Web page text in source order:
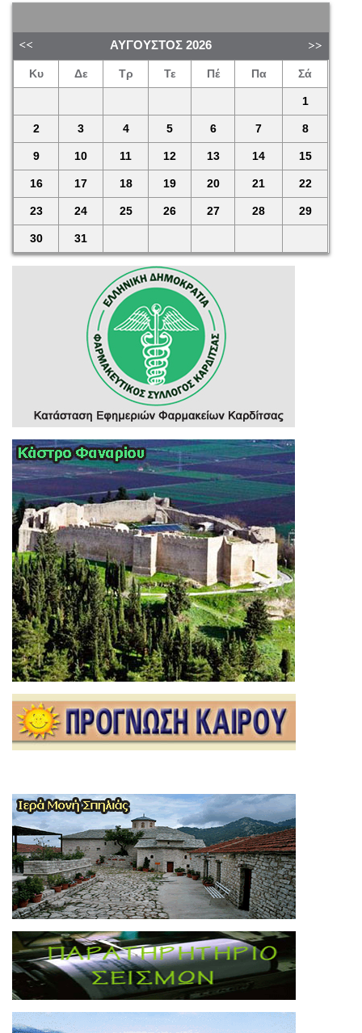
ΑΎΓΟΥΣΤΟΣ 2026
Κυ Δε Τρ Τε Πέ Πα Σά
1
2 3 4 5 6 7 8
9 10 11 12 13 14 15
16 17 18 19 20 21 22
23 24 25 26 27 28 29
30 31